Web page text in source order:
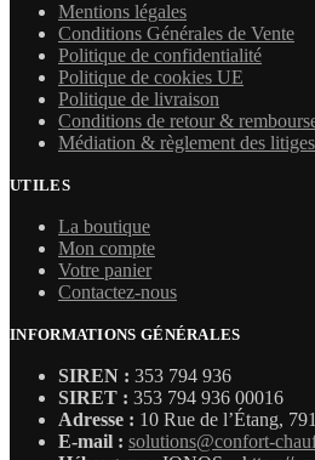
Mentions légales
Conditions Générales de Vente
Politique de confidentialité
Politique de cookies UE
Politique de livraison
Conditions de retour &
Médiation & règlement des litiges
UTILES
La boutique
Mon compte
Votre panier
Contactez-nous
INFORMATIONS GÉNÉRALES
SIREN : 353 794 936
SIRET : 353 794 936 00016
Adresse : 10 Rue de l’Étang,
E-mail : solutions@confort-